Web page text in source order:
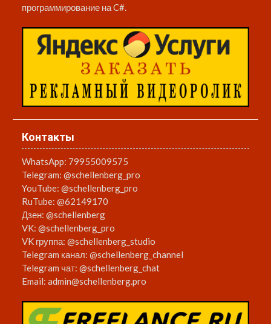
программирование на C#.
Контакты
WhatsApp: 79955009575
Telegram:@schellenberg_pro
YouTube:@schellenberg_pro
RuTube:@62149170
Дзен:@schellenberg
VK:@schellenberg_pro
VK группа:@schellenberg_studio
Telegram канал:@schellenberg_channel
Telegram чат:@schellenberg_chat
Email:admin@schellenberg.pro